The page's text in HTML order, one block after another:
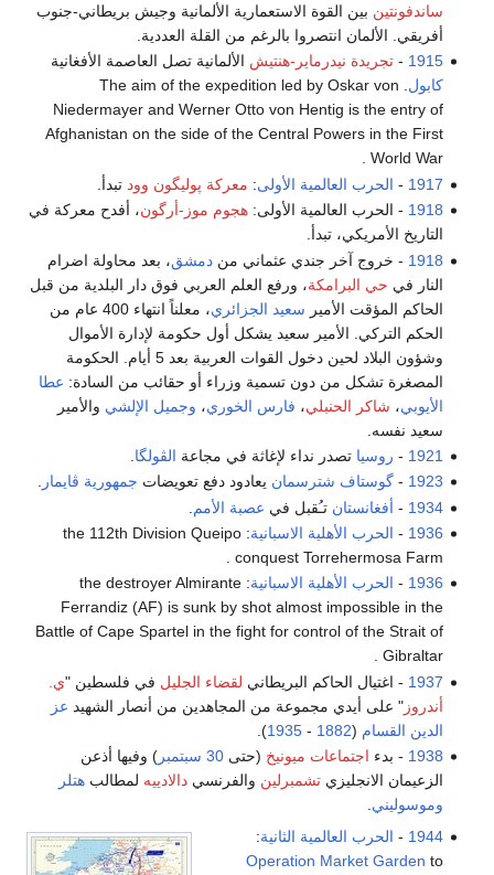
ساندفونتين بين القوة الاستعمارية الألمانية وجيش بريطاني-جنوب
أفريقي. الألمان انتصروا بالرغم من القلة العددية.
1915
-تجريدة نيدرماير-هنتيش الألمانية تصل العاصمة الأفغانية
كابول
. The aim of the expedition led by Oskar von
Niedermayer and Werner Otto von Hentig is the entry of
Afghanistan on the side of the Central Powers in the First
World War .
1917
- الحرب العالمية الأولى: معركة پوليگون وود تبدأ.
1918 - الحرب العالمية الأولى:هجوم موز-أرگون، أفدح معركة في
التاريخ الأمريكي، تبدأ.
1918 - خروج آخر جندي عثماني مندمشق، بعد محاولة اضرام
النار في حي البرامكة، ورفع العلم العربي فوق دار البلدية من قبل
الحاكم المؤقت الأمير سعيد الجزائري
، معلناً انتهاء 400 عام من
الحكم التركي. الأمير سعيد يشكل أول حكومة لإدارة الأموال
وشؤون البلاد لحين دخول القوات العربية بعد 5 أيام. الحكومة
المصغرة تشكل من دون تسمية وزراء أو حقائب من السادة: عطا
الأيوبي، شاكر الحنبلي، فارس الخوري، وجميل الإلشي والأمير
سعيد نفسه.
1921
- روسيا تصدر نداء لإغاثة في مجاعة الڤولگا
1923
-گوستاف شترسمان يعادود دفع تعويضات جمهورية ڤايمار .
1934
- أفغانستان تـُقبل في عصبة الأمم
1936
- الحرب الأهلية الاسبانية : the 112th Division Queipo
conquest Torrehermosa Farm .
1936
- الحرب الأهلية الاسبانية : the destroyer Almirante
Ferrandiz (AF) is sunk by shot almost impossible in the
Battle of Cape Spartel in the fight for control of the Strait of
Gibraltar .
1937 - اغتيال الحاكم البريطاني لقضاء الجليل في فلسطين "ي.
أندروز" على أيدي مجموعة من المجاهدين من أنصار الشهيد عز
الدين القسام (
1882
-
1935
).
1938 - بدء اجتماعات ميونيخ (حتى30 سبتمبر
) وفيها أذعن
الزعيمان الانجليزيتشمبرلين والفرنسيدالادييه لمطالبهتلر
وموسوليني.
1944
- الحرب العالمية الثانية:
Operation Market Garden to